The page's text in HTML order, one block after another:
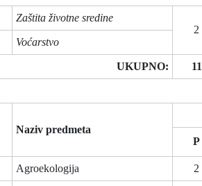
Zaštita životne sredine
2
Voćarstvo
UKUPNO: 11
Naziv predmeta
P
Agroekologija 2